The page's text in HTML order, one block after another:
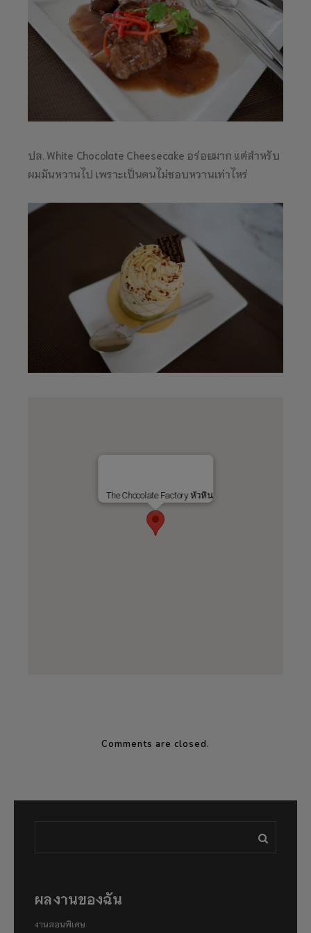
ปล. White Chocolate Cheesecake อร่อยมาก แต่สำหรับ
ผมมันหวานไป เพราะเป็นคนไม่ชอบหวานเท่าไหร่
The Chocolate Factory หัวหิน
Comments are closed.
ผลงานของฉัน
งานสอนพิเศษ